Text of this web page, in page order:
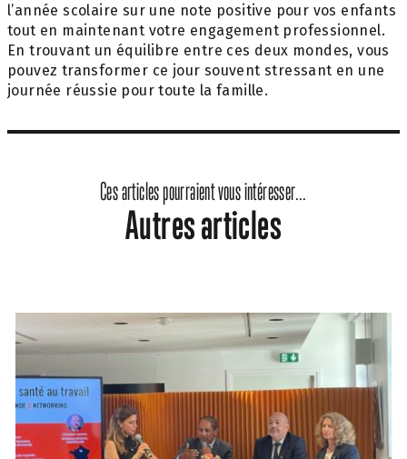
l’année scolaire sur une note positive pour vos enfants
tout en maintenant votre engagement professionnel.
En trouvant un équilibre entre ces deux mondes, vous
pouvez transformer ce jour souvent stressant en une
journée réussie pour toute la famille.
Ces articles pourraient vous intéresser...
Autres articles